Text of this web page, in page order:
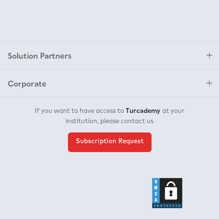
Solution Partners
Corporate
If you want to have access to Turcademy at your
institution, please contact us
Subscription Request